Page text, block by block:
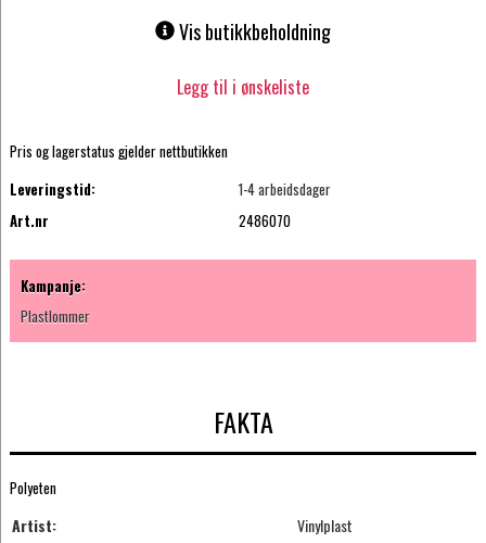
Vis butikkbeholdning
Legg til i ønskeliste
Pris og lagerstatus gjelder nettbutikken
Leveringstid:
1-4 arbeidsdager
Art.nr
2486070
Kampanje:
Plastlommer
FAKTA
Polyeten
Artist:
Vinylplast